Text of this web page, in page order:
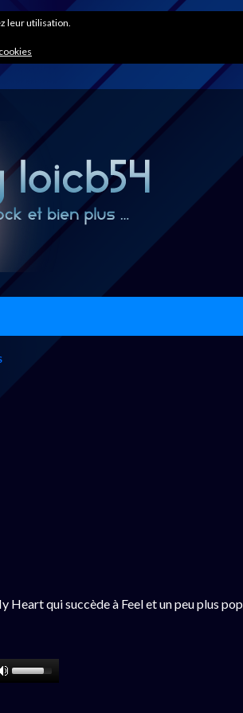
qui succède à Feel et un peu plus pop
leur utilisation.